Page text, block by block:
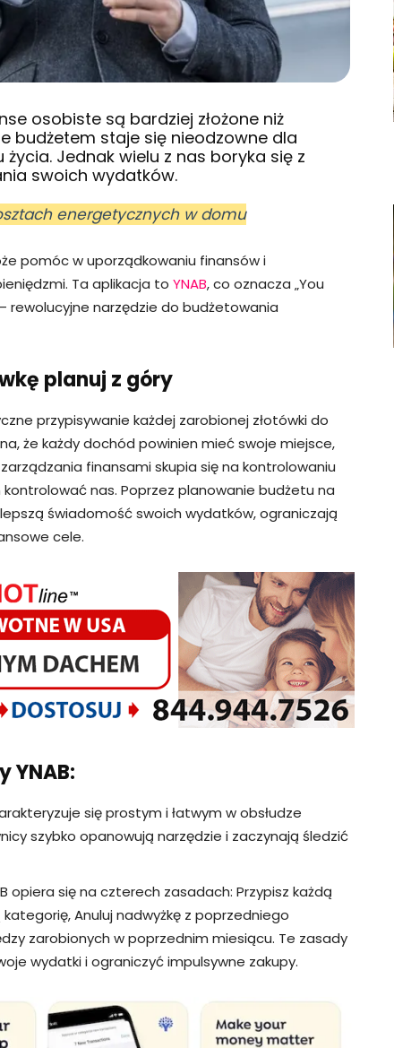
osobiste są bardziej złożone niż
budżetem staje się nieodzowne dla
Jednak wielu z nas boryka się z
swoich wydatków.
energetycznych w domu
pomóc w uporządkowaniu finansów i
Ta aplikacja to YNAB, co oznacza „You
rewolucyjne narzędzie do budżetowania
planuj z góry
przypisywanie każdej zarobionej złotówki do
że każdy dochód powinien mieć swoje miejsce,
finansami skupia się na kontrolowaniu
nas. Poprzez planowanie budżetu na
świadomość swoich wydatków, ograniczają
cele.
YNAB:
się prostym i łatwym w obsłudze
szybko opanowują narzędzie i zaczynają śledzić
opiera się na czterech zasadach: Przypisz każdą
Anuluj nadwyżkę z poprzedniego
zarobionych w poprzednim miesiącu. Te zasady
wydatki i ograniczyć impulsywne zakupy.